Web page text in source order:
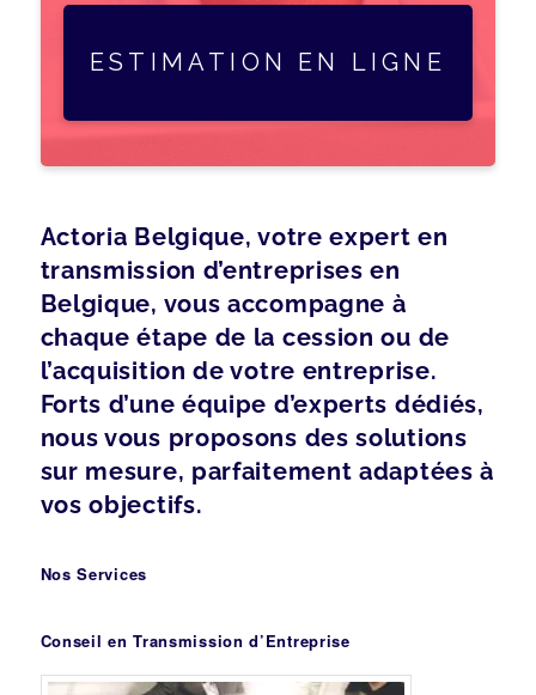
ESTIMATION EN LIGNE
Actoria Belgique, votre expert en
transmission d’entreprises en
Belgique, vous accompagne à
chaque étape de la cession ou de
l’acquisition de votre entreprise.
Forts d’une équipe d’experts dédiés,
nous vous proposons des solutions
sur mesure, parfaitement adaptées à
vos objectifs.
Nos Services
Conseil en Transmission d’Entreprise